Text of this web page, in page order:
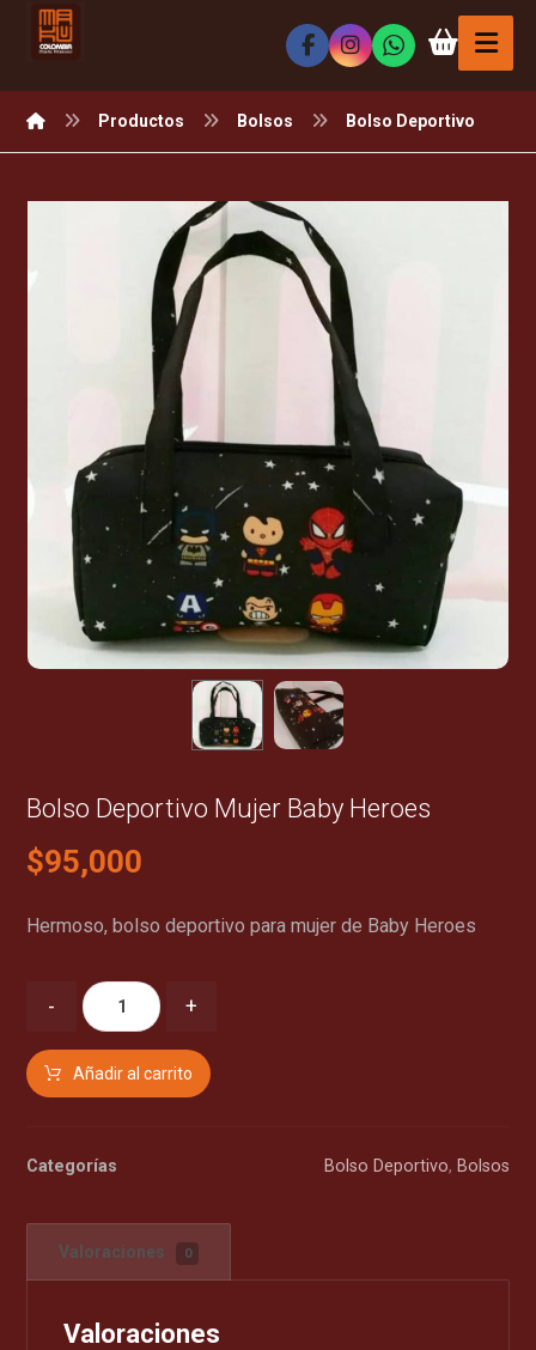
Productos Bolsos Bolso Deportivo
Bolso Deportivo Mujer Baby Heroes
$95,000
Hermoso, bolso deportivo para mujer de Baby Heroes
- +
Añadir al carrito
Categorías Bolso Deportivo, Bolsos
Valoraciones 0
Valoraciones